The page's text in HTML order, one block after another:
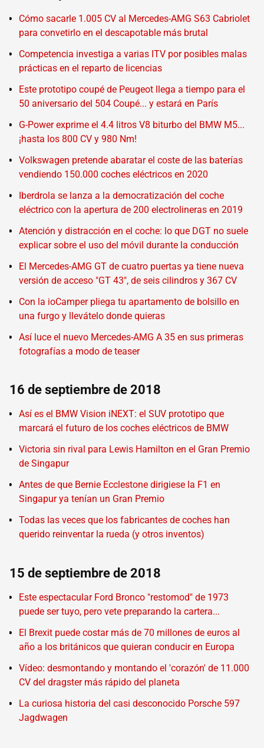
Cómo sacarle 1.005 CV al Mercedes-AMG S63 Cabriolet
para convetirlo en el descapotable más brutal
Competencia investiga a varias ITV por posibles malas
prácticas en el reparto de licencias
Este prototipo coupé de Peugeot llega a tiempo para el
50 aniversario del 504 Coupé... y estará en París
G-Power exprime el 4.4 litros V8 biturbo del BMW M5...
¡hasta los 800 CV y 980 Nm!
Volkswagen pretende abaratar el coste de las baterías
vendiendo 150.000 coches eléctricos en 2020
Iberdrola se lanza a la democratización del coche
eléctrico con la apertura de 200 electrolineras en 2019
Atención y distracción en el coche: lo que DGT no suele
explicar sobre el uso del móvil durante la conducción
El Mercedes-AMG GT de cuatro puertas ya tiene nueva
versión de acceso "GT 43", de seis cilindros y 367 CV
Con la ioCamper pliega tu apartamento de bolsillo en
una furgo y llevátelo donde quieras
Así luce el nuevo Mercedes-AMG A 35 en sus primeras
fotografías a modo de teaser
16 de septiembre de 2018
Así es el BMW Vision iNEXT: el SUV prototipo que
marcará el futuro de los coches eléctricos de BMW
Victoria sin rival para Lewis Hamilton en el Gran Premio
de Singapur
Antes de que Bernie Ecclestone dirigiese la F1 en
Singapur ya tenían un Gran Premio
Todas las veces que los fabricantes de coches han
querido reinventar la rueda (y otros inventos)
15 de septiembre de 2018
Este espectacular Ford Bronco "restomod" de 1973
puede ser tuyo, pero vete preparando la cartera...
El Brexit puede costar más de 70 millones de euros al
año a los británicos que quieran conducir en Europa
Vídeo: desmontando y montando el 'corazón' de 11.000
CV del dragster más rápido del planeta
La curiosa historia del casi desconocido Porsche 597
Jagdwagen